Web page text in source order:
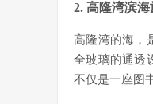
2. 高隆湾滨
高隆湾的海，
全玻璃的通透
不仅是一座图